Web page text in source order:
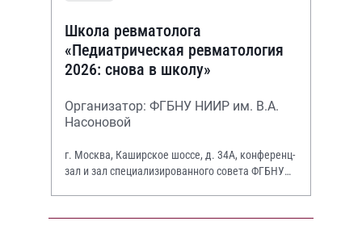
Школа ревматолога
«Педиатрическая ревматология
2026: снова в школу»
Организатор: ФГБНУ НИИР им. В.А.
Насоновой
г. Москва, Каширское шоссе, д. 34А, конференц-
зал и зал специализированного совета ФГБНУ